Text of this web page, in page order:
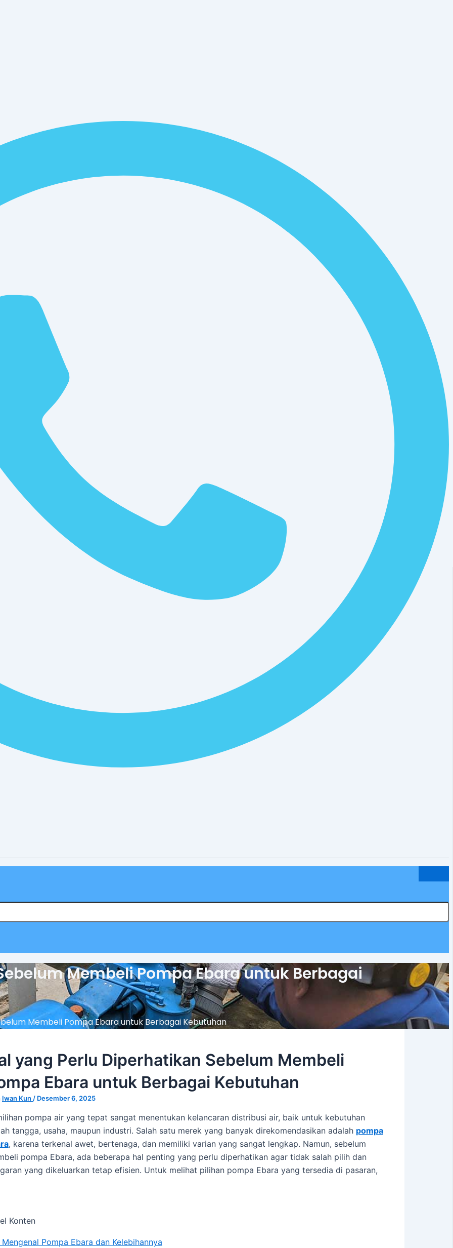
Membeli Pompa Ebara untuk Berbagai
Membeli Pompa Ebara untuk Berbagai Kebutuhan
yang Perlu Diperhatikan Sebelum Membeli
Ebara untuk Berbagai Kebutuhan
Iwan Kun / Desember 6, 2025
pompa air yang tepat sangat menentukan kelancaran distribusi air, baik untuk kebutuhan
tangga, usaha, maupun industri. Salah satu merek yang banyak direkomendasikan adalah pompa
, karena terkenal awet, bertenaga, dan memiliki varian yang sangat lengkap. Namun, sebelum
pompa Ebara, ada beberapa hal penting yang perlu diperhatikan agar tidak salah pilih dan
yang dikeluarkan tetap efisien. Untuk melihat pilihan pompa Ebara yang tersedia di pasaran,
Konten
Mengenal Pompa Ebara dan Kelebihannya